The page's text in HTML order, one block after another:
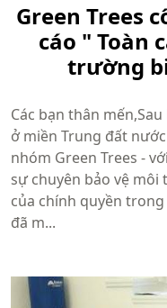
Green Trees
cáo " Toàn
trường
Các bạn thân
ở miền Trung đất
nhóm Green Trees -
sự chuyên bảo vệ
của chính quyền
đã m...